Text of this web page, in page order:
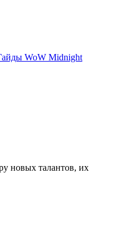
WoW Midnight
новых талантов, их